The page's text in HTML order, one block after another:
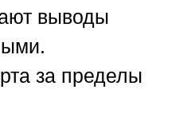
выводы
за пределы